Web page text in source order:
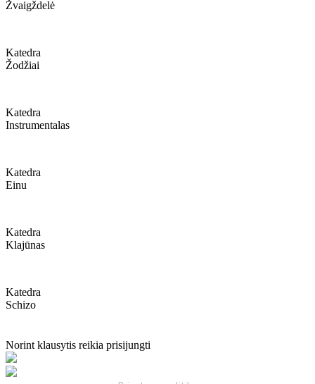
Žvaigždelė
Katedra
Žodžiai
Katedra
Instrumentalas
Katedra
Einu
Katedra
Klajūnas
Katedra
Schizo
Norint klausytis reikia prisijungti